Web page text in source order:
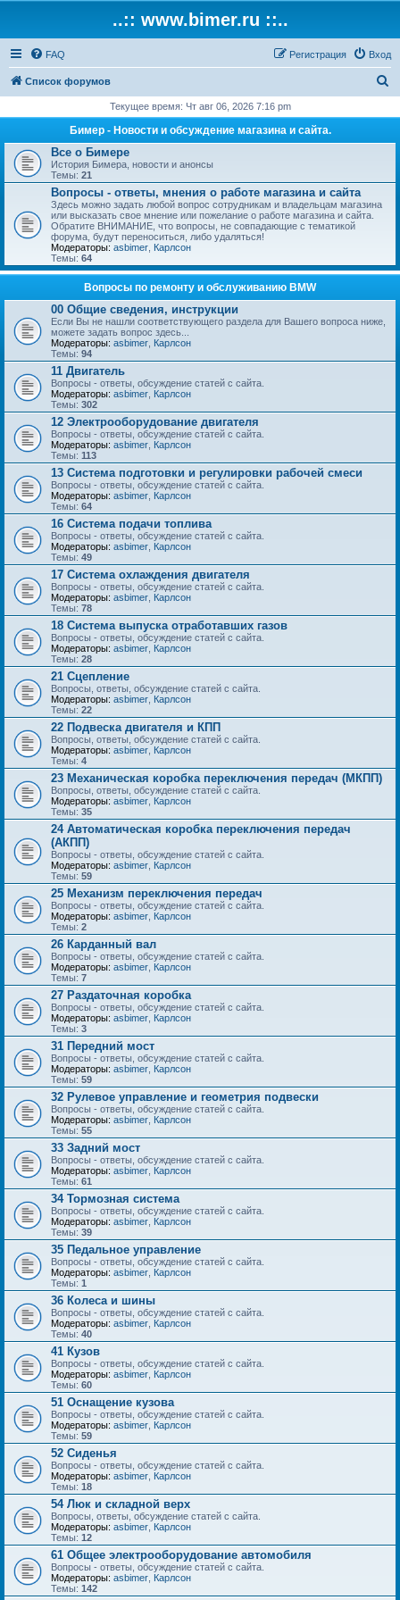
..:: www.bimer.ru ::..
FAQ Вход
Регистрация
Список форумов
с
Текущее время: Чт авг 06, 2026 7:16 pm
Бимер - Новости и обсуждение магазина и сайта.
Все о Бимере
История Бимера, новости и анонсы
Темы: 21
Вопросы - ответы, мнения о работе магазина и сайта
Здесь можно задать любой вопрос сотрудникам и владельцам магазина
или высказать свое мнение или пожелание о работе магазина и сайта.
Обратите ВНИМАНИЕ, что вопросы, не совпадающие с тематикой
форума, будут переноситься, либо удаляться!
Модераторы: asbimer Карлсон
Темы: 64
Вопросы по ремонту и обслуживанию BMW
00 Общие сведения, инструкции
Если Вы не нашли соответствующего раздела для Вашего вопроса ниже,
можете задать вопрос здесь...
Модераторы: asbimer Карлсон
Темы: 94
11 Двигатель
Вопросы - ответы, обсуждение статей с сайта.
Модераторы: asbimer Карлсон
Темы: 302
12 Электрооборудование двигателя
Вопросы - ответы, обсуждение статей с сайта.
Модераторы: asbimer Карлсон
Темы: 113
13 Система подготовки и регулировки рабочей смеси
Вопросы - ответы, обсуждение статей с сайта.
Модераторы: asbimer Карлсон
Темы: 64
16 Система подачи топлива
Вопросы - ответы, обсуждение статей с сайта.
Модераторы: asbimer Карлсон
Темы: 49
17 Система охлаждения двигателя
Вопросы - ответы, обсуждение статей с сайта.
Модераторы: asbimer Карлсон
Темы: 78
18 Система выпуска отработавших газов
Вопросы - ответы, обсуждение статей с сайта.
Модераторы: asbimer Карлсон
Темы: 28
21 Сцепление
Вопросы, ответы, обсуждение статей с сайта.
Модераторы: asbimer Карлсон
Темы: 22
22 Подвеска двигателя и КПП
Вопросы, ответы, обсуждение статей с сайта.
Модераторы: asbimer Карлсон
Темы: 4
23 Механическая коробка переключения передач (МКПП)
Вопросы, ответы, обсуждение статей с сайта.
Модераторы: asbimer Карлсон
Темы: 35
24 Автоматическая коробка переключения передач
(АКПП)
Вопросы - ответы, обсуждение статей с сайта.
Модераторы: asbimer Карлсон
Темы: 59
25 Механизм переключения передач
Вопросы - ответы, обсуждение статей с сайта.
Модераторы: asbimer Карлсон
Темы: 2
26 Карданный вал
Вопросы - ответы, обсуждение статей с сайта.
Модераторы: asbimer Карлсон
Темы: 7
27 Раздаточная коробка
Вопросы - ответы, обсуждение статей с сайта.
Модераторы: asbimer Карлсон
Темы: 3
31 Передний мост
Вопросы - ответы, обсуждение статей с сайта.
Модераторы: asbimer Карлсон
Темы: 59
32 Рулевое управление и геометрия подвески
Вопросы - ответы, обсуждение статей с сайта.
Модераторы: asbimer Карлсон
Темы: 55
33 Задний мост
Вопросы - ответы, обсуждение статей с сайта.
Модераторы: asbimer Карлсон
Темы: 61
34 Тормозная система
Вопросы - ответы, обсуждение статей с сайта.
Модераторы: asbimer Карлсон
Темы: 39
35 Педальное управление
Вопросы - ответы, обсуждение статей с сайта.
Модераторы: asbimer Карлсон
Темы: 1
36 Колеса и шины
Вопросы - ответы, обсуждение статей с сайта.
Модераторы: asbimer Карлсон
Темы: 40
41 Кузов
Вопросы - ответы, обсуждение статей с сайта.
Модераторы: asbimer Карлсон
Темы: 60
51 Оснащение кузова
Вопросы - ответы, обсуждение статей с сайта.
Модераторы: asbimer Карлсон
Темы: 59
52 Сиденья
Вопросы - ответы, обсуждение статей с сайта.
Модераторы: asbimer Карлсон
Темы: 18
54 Люк и складной верх
Вопросы, ответы, обсуждение статей с сайта.
Модераторы: asbimer Карлсон
Темы: 12
61 Общее электрооборудование автомобиля
Вопросы - ответы, обсуждение статей с сайта.
Модераторы: asbimer Карлсон
Темы: 142